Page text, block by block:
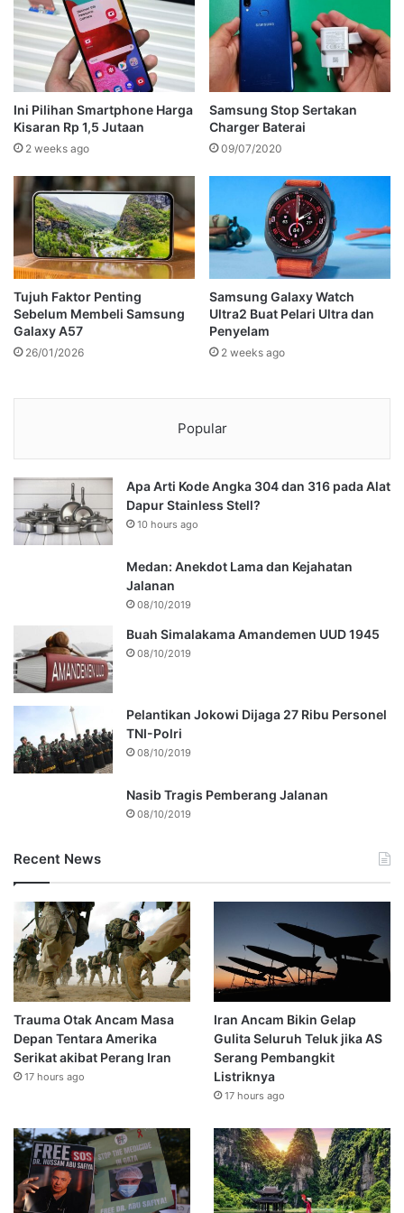
Ini Pilihan Smartphone Harga
Kisaran Rp 1,5 Jutaan
2 weeks ago
Samsung Stop Sertakan
Charger Baterai
09/07/2020
Tujuh Faktor Penting
Sebelum Membeli Samsung
Galaxy A57
26/01/2026
Samsung Galaxy Watch
Ultra2 Buat Pelari Ultra dan
Penyelam
2 weeks ago
Popular
Apa Arti Kode Angka 304 dan 316 pada Alat
Dapur Stainless Stell?
10 hours ago
Medan: Anekdot Lama dan Kejahatan
Jalanan
08/10/2019
Buah Simalakama Amandemen UUD 1945
08/10/2019
Pelantikan Jokowi Dijaga 27 Ribu Personel
TNI-Polri
08/10/2019
Nasib Tragis Pemberang Jalanan
08/10/2019
Recent News
Trauma Otak Ancam Masa
Depan Tentara Amerika
Serikat akibat Perang Iran
17 hours ago
Iran Ancam Bikin Gelap
Gulita Seluruh Teluk jika AS
Serang Pembangkit
Listriknya
17 hours ago